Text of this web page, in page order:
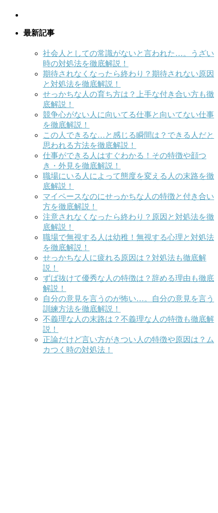
最新記事
社会人としての常識がないと言われた…。うざい
時の対処法を徹底解説！
期待されなくなったら終わり？期待されない原因
と対処法を徹底解説！
せっかちな人の育ち方は？上手な付き合い方も徹
底解説！
競争心がない人に向いてる仕事と向いてない仕事
を徹底解説！
この人できるな…と感じる瞬間は？できる人だと
思われる方法を徹底解説！
仕事ができる人はすぐわかる！その特徴や顔つ
き・外見を徹底解説！
職場にいる人によって態度を変える人の末路を徹
底解説！
マイペースなのにせっかちな人の特徴と付き合い
方を徹底解説！
注意されなくなったら終わり？原因と対処法を徹
底解説！
職場で無視する人は幼稚！無視する心理と対処法
を徹底解説！
せっかちな人に疲れる原因は？対処法も徹底解
説！
ずば抜けて優秀な人の特徴は？辞める理由も徹底
解説！
自分の意見を言うのが怖い…。自分の意見を言う
訓練方法を徹底解説！
不義理な人の末路は？不義理な人の特徴も徹底解
説！
正論だけど言い方がきつい人の特徴や原因は？ム
カつく時の対処法！